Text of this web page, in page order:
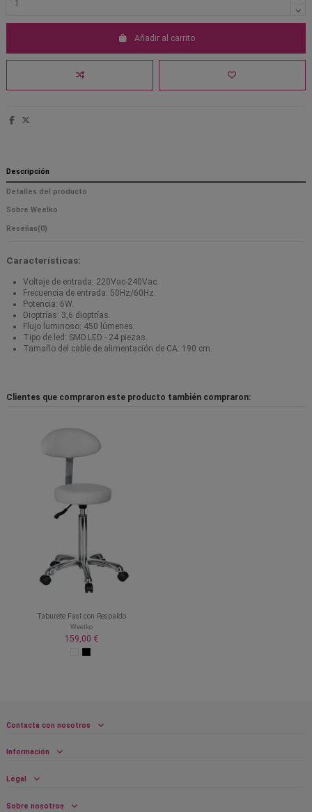
Añadir al carrito
Descripción
Detalles del producto
Sobre Weelko
Reseñas(0)
Características:
Voltaje de entrada: 220Vac-240Vac.
Frecuencia de entrada: 50Hz/60Hz.
Potencia: 6W.
Dioptrías: 3,6 dioptrías.
Flujo luminoso: 450 lúmenes.
Tipo de led: SMD.LED - 24 piezas.
Tamaño del cable de alimentación de CA: 190 cm.
Clientes que compraron este producto también compraron:
Taburete Fast con Respaldo
Weelko
159,00 €
Contacta con nosotros
Información
Legal
Sobre nosotros